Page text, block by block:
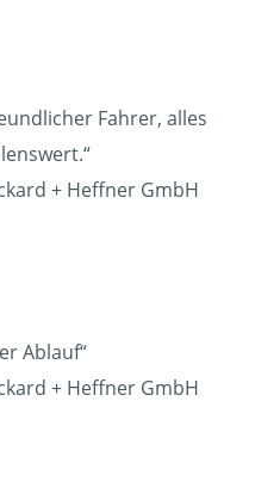
Fahrer, alles
+ Heffner GmbH
Ablauf“
+ Heffner GmbH